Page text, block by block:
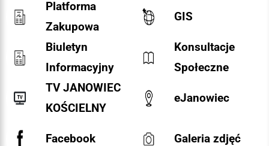
Platforma
Zakupowa
GIS
Biuletyn
Informacyjny
Konsultacje
Społeczne
TV JANOWIEC
KOŚCIELNY
eJanowiec
Facebook Galeria zdjęć